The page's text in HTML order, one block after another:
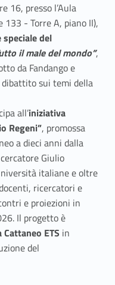
16, presso l’Aula
133 - Torre A, piano II),
del
il male del mondo”,
da Fandango e
dibattito sui temi della
all’iniziativa
Regeni”, promossa
a dieci anni dalla
Giulio
italiane e oltre
ricercatori e
e proiezioni in
Il progetto è
ETS in
del